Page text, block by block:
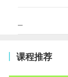
课程推荐